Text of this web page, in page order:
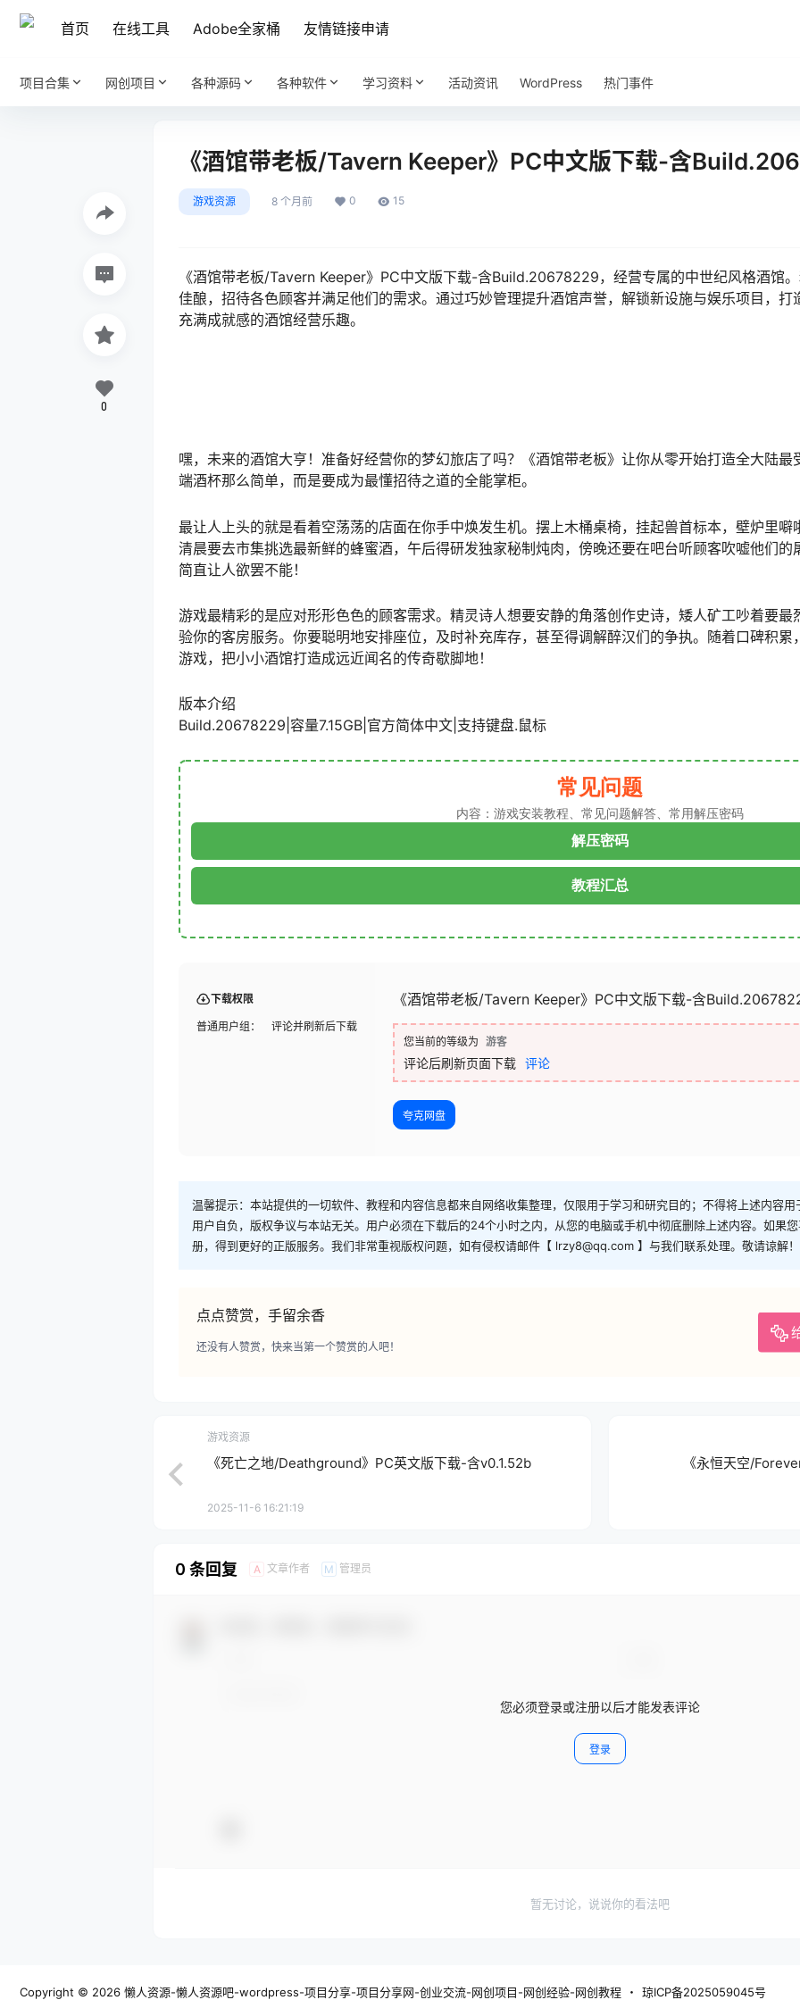
首页 在线工具 Adobe全家桶 友情链接申请
项目合集 网创项目 各种源码 各种软件 学习资料 活动资讯 WordPress 热门事件
《酒馆带老板/Tavern Keeper》PC中文版下载-含
游戏资源 8 个月前 0 15
《酒馆带老板/Tavern Keeper》PC中文版下载-含Build.20678229，经营专属的中世纪风格酒馆
佳酿，招待各色顾客并满足他们的需求。通过巧妙管理提升酒馆声誉，解锁新设施与娱乐项目，
充满成就感的酒馆经营乐趣。
嘿，未来的酒馆大亨！准备好经营你的梦幻旅店了吗？《酒馆带老板》让你从零开始打造全大陆
端酒杯那么简单，而是要成为最懂招待之道的全能掌柜。
最让人上头的就是看着空荡荡的店面在你手中焕发生机。摆上木桶桌椅，挂起兽首标本，壁炉里
清晨要去市集挑选最新鲜的蜂蜜酒，午后得研发独家秘制炖肉，傍晚还要在吧台听顾客吹嘘他们
简直让人欲罢不能！
游戏最精彩的是应对形形色色的顾客需求。精灵诗人想要安静的角落创作史诗，矮人矿工吵着要
验你的客房服务。你要聪明地安排座位，及时补充库存，甚至得调解醉汉们的争执。随着口碑积
游戏，把小小酒馆打造成远近闻名的传奇歇脚地！
版本介绍
Build.20678229|容量7.15GB|官方简体中文|支持键盘.鼠标
常见问题
内容：游戏安装教程、常见问题解答、常用解压密码
解压密码
教程汇总
下载权限
普通用户组： 评论并刷新后下载
《酒馆带老板/Tavern Keeper》PC中文版下载-含
您当前的等级为 游客
评论后刷新页面下载 评论
夸克网盘
温馨提示：本站提供的一切软件、教程和内容信息都来自网络收集整理，仅限用于学习和研究目的；不得将上述内容
用户自负，版权争议与本站无关。用户必须在下载后的24个小时之内，从您的电脑或手机中彻底删除上述内容。如果
册，得到更好的正版服务。我们非常重视版权问题，如有侵权请邮件【 lrzy8@qq.com 】与我们联系处理。敬请谅解！
点点赞赏，手留余香
还没有人赞赏，快来当第一个赞赏的人吧！
0
游戏资源
《死亡之地/Deathground》PC英文版下载-含v0.1.52b
2025-11-6 16:21:19
《永恒天空/
0 条回复 A 文章作者 M 管理员
您必须登录或注册以后才能发表评论
登录
暂无讨论，说说你的看法吧
Copyright © 2026 懒人资源-懒人资源吧-wordpress-项目分享-项目分享网-创业交流-网创项目-网创经验-网创教程 ・ 琼ICP备2025059045号